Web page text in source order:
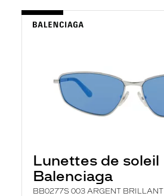
Lunettes de soleil
Balenciaga
BB0277S 003 ARGENT BRILLANT